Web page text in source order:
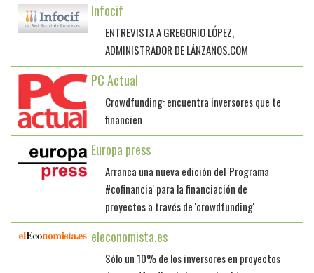
Infocif
ENTREVISTA A GREGORIO LÓPEZ,
ADMINISTRADOR DE LÁNZANOS.COM
PC Actual
Crowdfunding: encuentra inversores que te
financien
Europa press
Arranca una nueva edición del 'Programa
#cofinancia' para la financiación de
proyectos a través de 'crowdfunding'
eleconomista.es
Sólo un 10% de los inversores en proyectos